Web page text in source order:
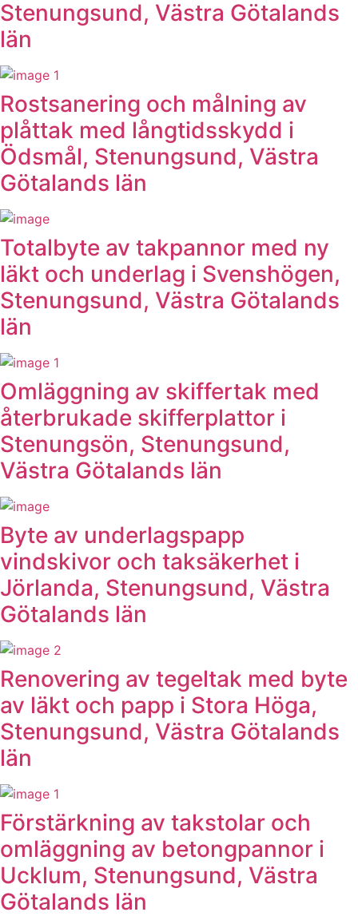
Stenungsund, Västra Götalands
län
Rostsanering och målning av
plåttak med långtidsskydd i
Ödsmål, Stenungsund, Västra
Götalands län
Totalbyte av takpannor med ny
läkt och underlag i Svenshögen,
Stenungsund, Västra Götalands
län
Omläggning av skiffertak med
återbrukade skifferplattor i
Stenungsön, Stenungsund,
Västra Götalands län
Byte av underlagspapp
vindskivor och taksäkerhet i
Jörlanda, Stenungsund, Västra
Götalands län
Renovering av tegeltak med byte
av läkt och papp i Stora Höga,
Stenungsund, Västra Götalands
län
Förstärkning av takstolar och
omläggning av betongpannor i
Ucklum, Stenungsund, Västra
Götalands län